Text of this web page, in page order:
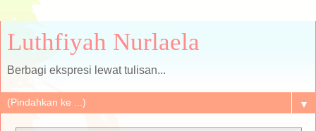
Luthfiyah Nurlaela
Berbagi ekspresi lewat tulisan...
▼